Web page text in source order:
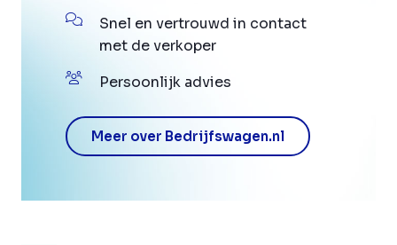
Snel en vertrouwd in contact
met de verkoper
Persoonlijk advies
Meer over Bedrijfswagen.nl